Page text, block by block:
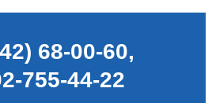
68-00-60,
755-44-22